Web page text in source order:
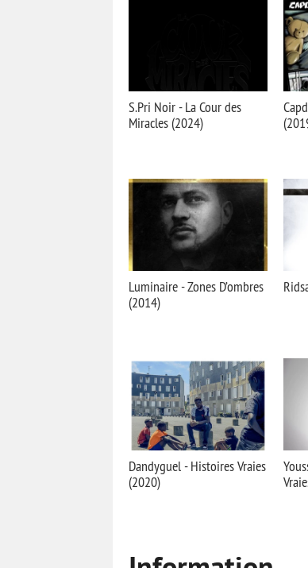
S.Pri Noir - La Cour des
Miracles (2024)
Luminaire - Zones D’ombres
(2014)
Dandyguel - Histoires Vraies
(2020)